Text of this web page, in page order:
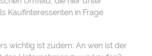
Kaufinteressenten in Frage
wichtig ist zudem: An wen ist der